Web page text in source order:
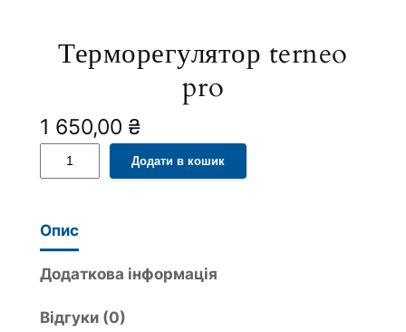
Терморегулятор terneo
pro
1 650,00 ₴
е
м
о
р
г
Додати в кошик
l
e
r
n
t
Опис
Додаткова інформація
Відгуки (0)